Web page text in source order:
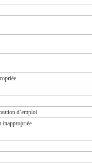
d’emploi
inappropriée